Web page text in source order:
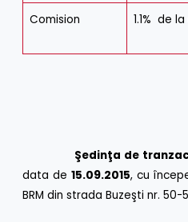
Comision 1.1% de
Şedinţa de
data de 15.09.2015, cu
BRM din strada Buzeşti nr. 50-